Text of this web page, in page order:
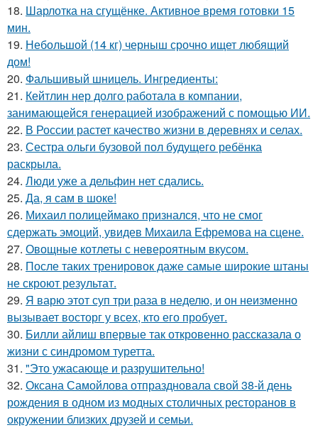
18. Шарлотка на сгущёнке. Активное время готовки 15
мин.
19. Небольшой (14 кг) черныш срочно ищет любящий
дом!
20. Фальшивый шницель. Ингредиенты:
21. Кейтлин нер долго работала в компании,
занимающейся генерацией изображений с помощью ИИ.
22. В России растет качество жизни в деревнях и селах.
23. Сестра ольги бузовой пол будущего ребёнка
раскрыла.
24. Люди уже а дельфин нет сдались.
25. Да, я сам в шоке!
26. Михаил полицеймако признался, что не смог
сдержать эмоций, увидев Михаила Ефремова на сцене.
27. Овощные котлеты с невероятным вкусом.
28. После таких тренировок даже самые широкие штаны
не скроют результат.
29. Я варю этот суп три раза в неделю, и он неизменно
вызывает восторг у всех, кто его пробует.
30. Билли айлиш впервые так откровенно рассказала о
жизни с синдромом туретта.
31. "Это ужасающе и разрушительно!
32. Оксана Самойлова отпраздновала свой 38-й день
рождения в одном из модных столичных ресторанов в
окружении близких друзей и семьи.